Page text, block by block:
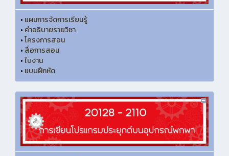
• แผนการจัดการเรียนรู้
• คำอธิบายรายวิชา
•โครงการสอน
• สื่อการสอน
•ใบงาน
• แบบฝึกหัด